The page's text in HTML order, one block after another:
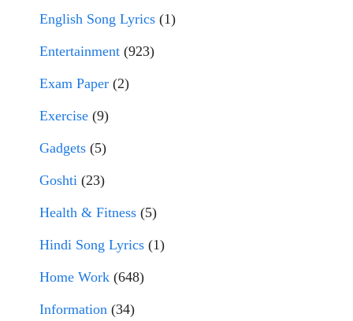
English Song Lyrics (1)
Entertainment (923)
Exam Paper (2)
Exercise (9)
Gadgets (5)
Goshti (23)
Health & Fitness (5)
Hindi Song Lyrics (1)
Home Work (648)
Information (34)